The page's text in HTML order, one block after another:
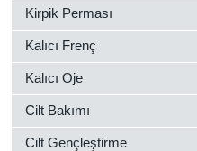
Kirpik Perması
Kalıcı Frenç
Kalıcı Oje
Cilt Bakımı
Cilt Gençleştirme